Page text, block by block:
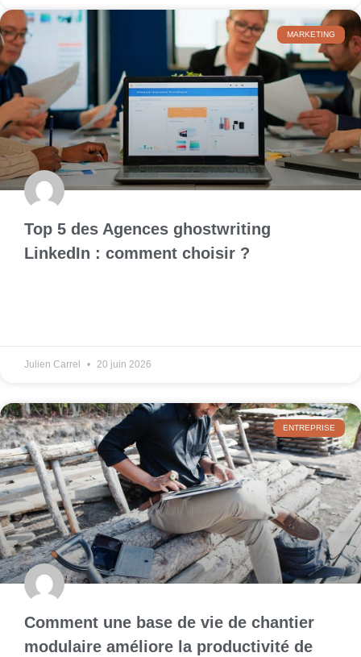
MARKETING
Top 5 des Agences ghostwriting
LinkedIn : comment choisir ?
Julien Carrel 20 juin 2026
ENTREPRISE
Comment une base de vie de chantier
modulaire améliore la productivité de